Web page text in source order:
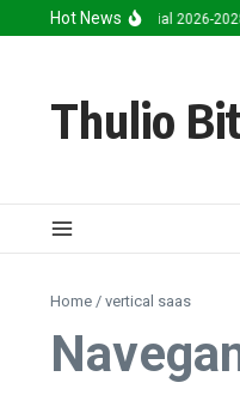
Ir para o conteúdo
Hot News
Inteligência Artificial 2026-
Thulio
Home / vertical saas